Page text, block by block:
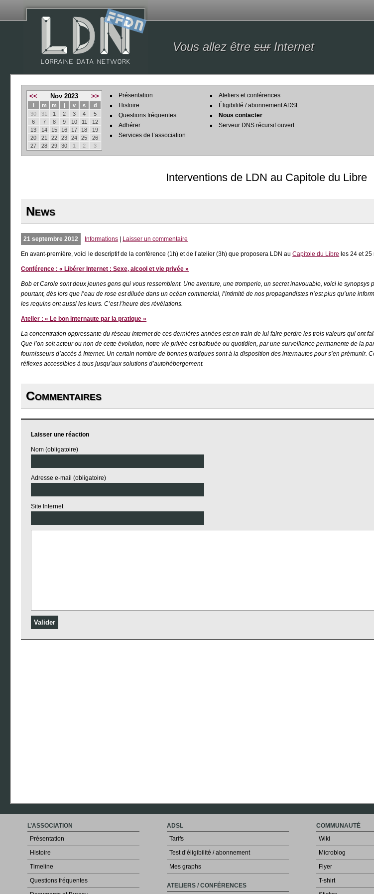
Vous allez êtresurInternet
<< Nov 2023 >>
l m m j v s
d
30
31 1 2 3 4
5
6
7 8 9 10 11
12
13
14 15 16 17 18
19
20
21 22 23 24 25
26
27
28 29 30 1 2 3
Présentation
Histoire
Questions fréquentes
Adhérer
Services de l’association
Ateliers et conférences
Éligibilité / abonnement ADSL
Nous contacter
Serveur DNS récursif ouvert
Interventions de LDN au Capitole du Libre
News
21 septembre 2012 Informations Laisser un commentaire
En avant-première, voici le descriptif de la conférence (1h) et de l’atelier (3h) que proposera LDN auCapitole du Libre les 24 et
Conférence : « Libérer Internet : Sexe, alcool et vie privée »
Bob et Carole sont deux jeunes gens qui vous ressemblent. Une aventure, une tromperie, un secret inavouable, voici le synopsys
pourtant, dès lors que l’eau de rose est diluée dans un océan commercial, l’intimité de nos propagandistes n’est plus qu’une
les requins ont aussi les leurs. C’est l’heure des révélations.
Atelier : « Le bon internaute par la pratique »
La concentration oppressante du réseau Internet de ces dernières années est en train de lui faire perdre les trois valeurs qui ont
Que l’on soit acteur ou non de cette évolution, notre vie privée est bafouée ou quotidien, par une surveillance permanente de la
fournisseurs d’accès à Internet. Un certain nombre de bonnes pratiques sont à la disposition des internautes pour s’en prémunir.
réflexes accessibles à tous jusqu’aux solutions d’autohébergement.
Commentaires
Laisser une réaction
Nom (obligatoire)
Adresse e-mail (obligatoire)
Site Internet
L’ASSOCIATION
Présentation
Histoire
Timeline
Questions fréquentes
ADSL
Tarifs
Test d’éligibilité / abonnement
Mes graphs
ATELIERS / CONFÉRENCES
COMMUNAUTÉ
Wiki
Microblog
Flyer
T-shirt